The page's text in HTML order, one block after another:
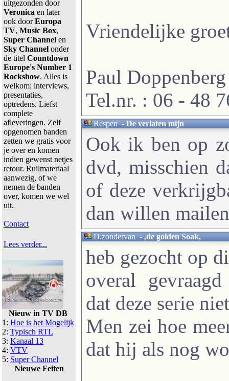
uitgezonden door
Veronica en later
ook doorEuropa
TV, Music Box,
Super Channel en
Sky Channel onder
de titel Countdown
Europe's Number 1
Rockshow. Alles is
welkom; interviews,
presentaties,
optredens. Liefst
complete
afleveringen. Zelf
opgenomen banden
zetten we gratis voor
je over en komen
indien gewenst netjes
retour. Ruilmateriaal
aanwezig, of we
nemen de banden
over, komen we wel
uit.
Contact
Lees verder...
Nieuw in TV DB
1: Hoe is het Mogelijk
2: Typisch RTL
3: Kanaal 13
4: VTV
5: Super Channel
Nieuwe Feiten
Vriendelijke
Paul Doppenberg
Tel.nr. : 06 - 48
Respen-De verlaten mijn
Ook ik ben op
dvd, misschien
of deze
dan willen
D.zondervan-,de golden Soak,
heb gezocht op
overal
dat deze serie
Men zei hoe
dat hij als nog